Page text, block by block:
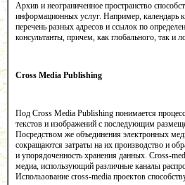
Архив и неограниченное пространство
информационных услуг. Например, календарь
перечень разных адресов и ссылок по
консультанты, причем, как глобального, так и
Cross Media Publishing
Под Cross Media Publishing понимается
текстов и изображений с последующим
Посредством же объединения электронных
сокращаются затраты на их производство и
и упорядоченность хранения данных. Cross-
медиа, использующий различные каналы
Использование cross-media проектов